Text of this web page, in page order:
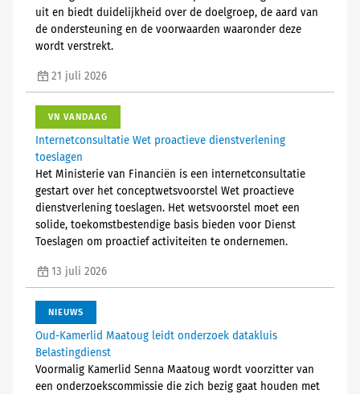
uit en biedt duidelijkheid over de doelgroep, de aard van
de ondersteuning en de voorwaarden waaronder deze
wordt verstrekt.
21 juli 2026
VN VANDAAG
Internetconsultatie Wet proactieve dienstverlening
toeslagen
Het Ministerie van Financiën is een internetconsultatie
gestart over het conceptwetsvoorstel Wet proactieve
dienstverlening toeslagen. Het wetsvoorstel moet een
solide, toekomstbestendige basis bieden voor Dienst
Toeslagen om proactief activiteiten te ondernemen.
13 juli 2026
NIEUWS
Oud-Kamerlid Maatoug leidt onderzoek datakluis
Belastingdienst
Voormalig Kamerlid Senna Maatoug wordt voorzitter van
een onderzoekscommissie die zich bezig gaat houden met